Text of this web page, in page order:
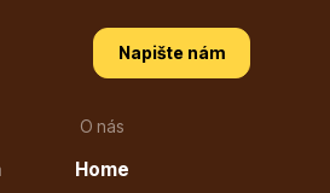
O nás
Home
Napište nám